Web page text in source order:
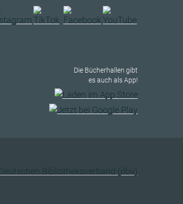
Die Bücherhallen gibt
es auch als App!